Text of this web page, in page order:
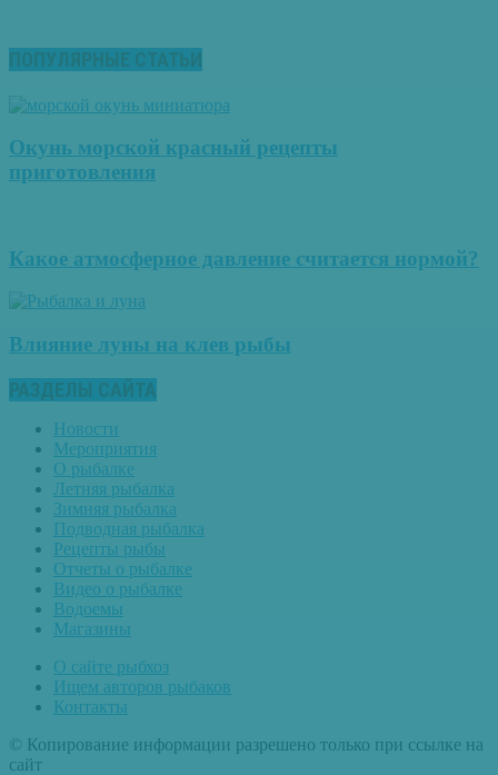
ПОПУЛЯРНЫЕ СТАТЬИ
Окунь морской красный рецепты
приготовления
Какое атмосферное давление считается нормой?
Влияние луны на клев рыбы
РАЗДЕЛЫ САЙТА
Новости
Мероприятия
О рыбалке
Летняя рыбалка
Зимняя рыбалка
Подводная рыбалка
Рецепты рыбы
Отчеты о рыбалке
Видео о рыбалке
Водоемы
Магазины
О сайте рыбхоз
Ищем авторов рыбаков
Контакты
© Копирование информации разрешено только при ссылке на
сайт